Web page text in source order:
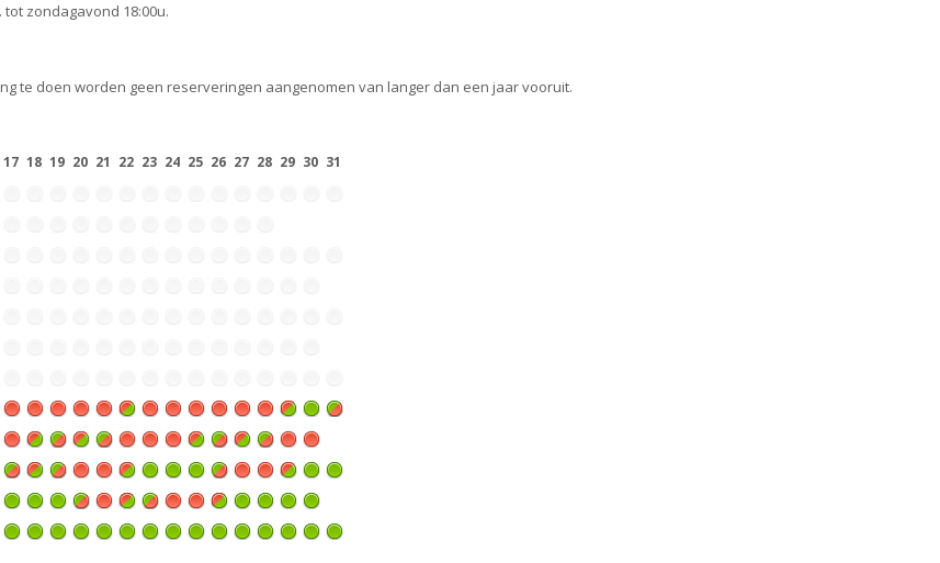
zondagavond 18:00u.
te doen worden geen reserveringen aangenomen van langer dan een jaar vooruit.
17 18 19 20 21 22 23 24 25 26 27 28 29 30 31